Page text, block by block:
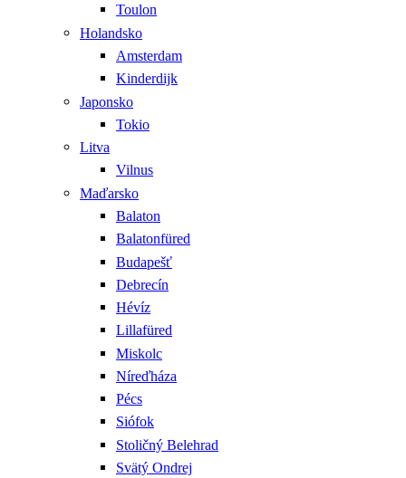
Toulon
Holandsko
Amsterdam
Kinderdijk
Japonsko
Tokio
Litva
Vilnus
Maďarsko
Balaton
Balatonfüred
Budapešť
Debrecín
Hévíz
Lillafüred
Miskolc
Níreďháza
Pécs
Siófok
Stoličný Belehrad
Svätý Ondrej